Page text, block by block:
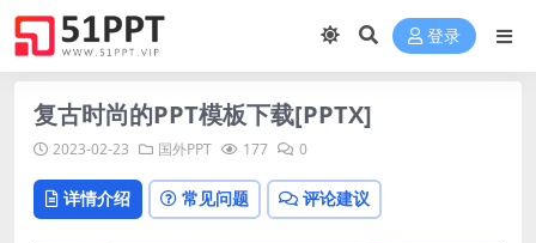
登录
复古时尚的PPT模板下载[PPTX]
2023-02-23 国外PPT 177 0
详情介绍 常见问题 评论建议